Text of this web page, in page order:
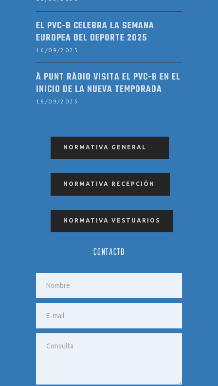
EL PVC-B CELEBRA LA SEMANA
EUROPEA DEL DEPORTE 2025
16/09/2025
À PUNT RÀDIO VISITA EL PVC-B EN EL
INICIO DE LA NUEVA TEMPORADA
16/09/2025
NORMATIVA GENERAL
NORMATIVA RECEPCIÓN
NORMATIVA VESTUARIOS
CONTACTO